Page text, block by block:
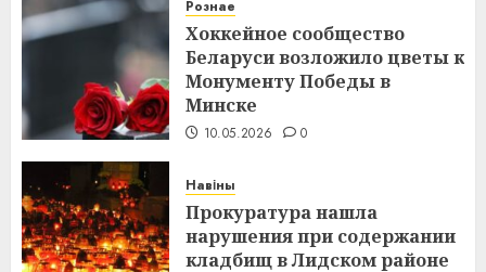
Рознае
Хоккейное сообщество
Беларуси возложило цветы к
Монументу Победы в
Минске
10.05.2026 0
Навіны
Прокуратура нашла
нарушения при содержании
кладбищ в Лидском районе